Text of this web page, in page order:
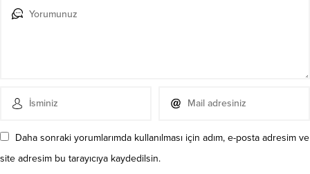
Daha sonraki yorumlarımda kullanılması için adım, e-posta adresim ve
site adresim bu tarayıcıya kaydedilsin.